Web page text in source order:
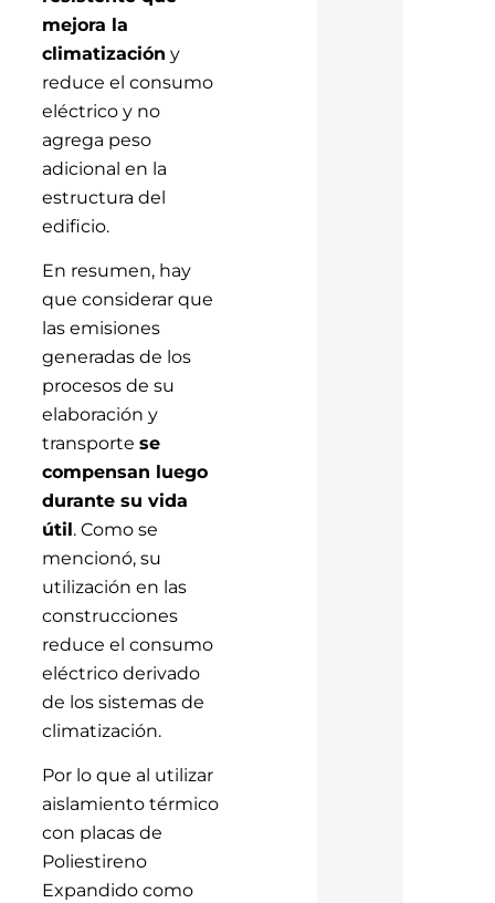
mejora la
climatización y
reduce el consumo
eléctrico y no
agrega peso
adicional en la
estructura del
edificio.
En resumen, hay
que considerar que
las emisiones
generadas de los
procesos de su
elaboración y
transporte se
compensan luego
durante su vida
útil. Como se
mencionó, su
utilización en las
construcciones
reduce el consumo
eléctrico derivado
de los sistemas de
climatización.
Por lo que al utilizar
aislamiento térmico
con placas de
Poliestireno
Expandido como